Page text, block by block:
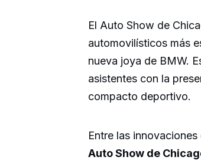
El Auto Show de
automovilísticos más
nueva joya de BMW.
asistentes con la
compacto deportivo.
Entre las
Auto Show de